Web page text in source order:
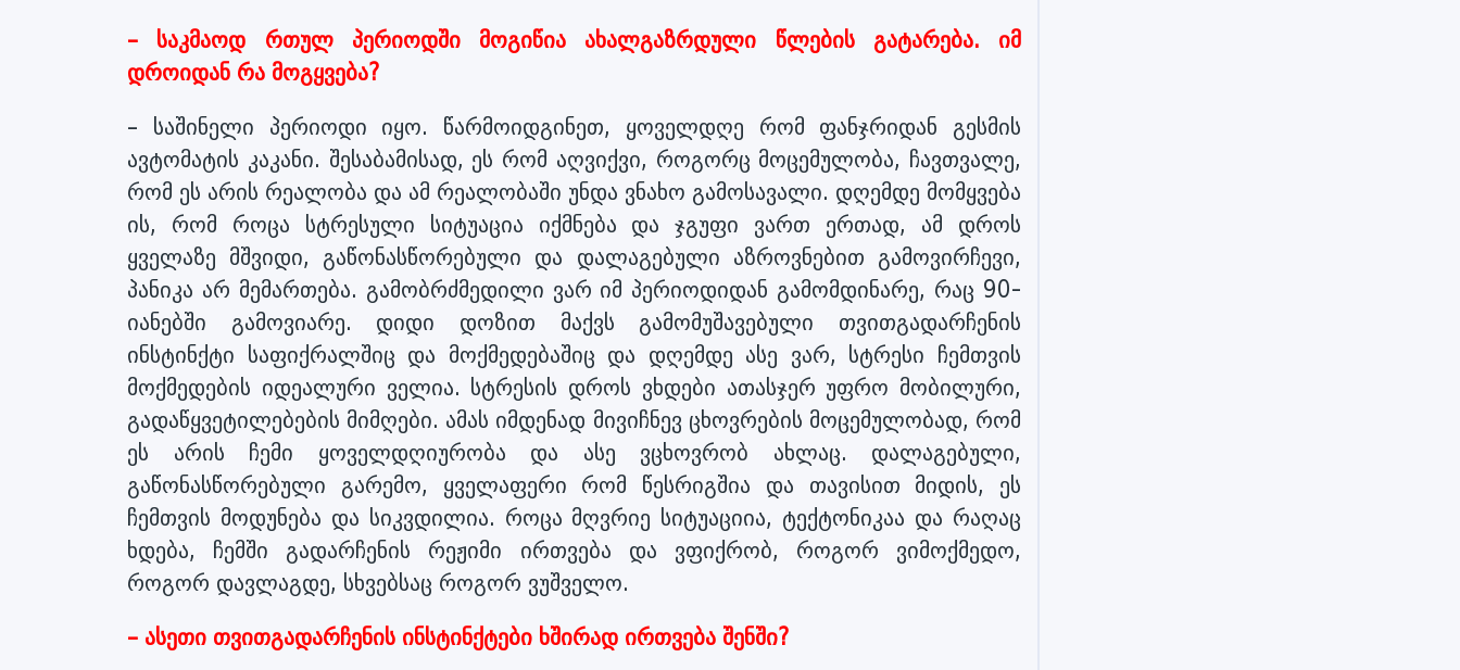
– საკმაოდ რთულ პერიოდში მოგიწია ახალგაზრდული წლების გატარება. იმ
დროიდან რა მოგყვება?
– საშინელი პერიოდი იყო. წარმოიდგინეთ, ყოველდღე რომ ფანჯრიდან გესმის
ავტომატის კაკანი. შესაბამისად, ეს რომ აღვიქვი, როგორც მოცემულობა, ჩავთვალე,
რომ ეს არის რეალობა და ამ რეალობაში უნდა ვნახო გამოსავალი. დღემდე მომყვება
ის, რომ როცა სტრესული სიტუაცია იქმნება და ჯგუფი ვართ ერთად, ამ დროს
ყველაზე მშვიდი, გაწონასწორებული და დალაგებული აზროვნებით გამოვირჩევი,
პანიკა არ მემართება. გამობრძმედილი ვარ იმ პერიოდიდან გამომდინარე, რაც 90-
იანებში გამოვიარე. დიდი დოზით მაქვს გამომუშავებული თვითგადარჩენის
ინსტინქტი საფიქრალშიც და მოქმედებაშიც და დღემდე ასე ვარ, სტრესი ჩემთვის
მოქმედების იდეალური ველია. სტრესის დროს ვხდები ათასჯერ უფრო მობილური,
გადაწყვეტილებების მიმღები. ამას იმდენად მივიჩნევ ცხოვრების მოცემულობად, რომ
ეს არის ჩემი ყოველდღიურობა და ასე ვცხოვრობ ახლაც. დალაგებული,
გაწონასწორებული გარემო, ყველაფერი რომ წესრიგშია და თავისით მიდის, ეს
ჩემთვის მოდუნება და სიკვდილია. როცა მღვრიე სიტუაციია, ტექტონიკაა და რაღაც
ხდება, ჩემში გადარჩენის რეჟიმი ირთვება და ვფიქრობ, როგორ ვიმოქმედო,
როგორ დავლაგდე, სხვებსაც როგორ ვუშველო.
– ასეთი თვითგადარჩენის ინსტინქტები ხშირად ირთვება შენში?